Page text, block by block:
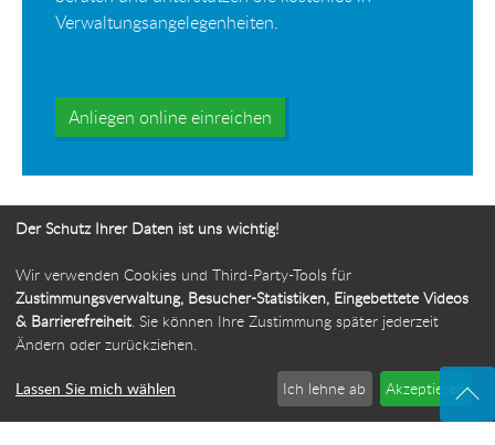
Verwaltungsangelegenheiten.
Anliegen online einreichen
Ihr Weg zur Bürgerbeauftragten
Der Schutz Ihrer Daten ist uns wichtig!
Wir verwenden Cookies und Third-Party-Tools für
Zustimmungsverwaltung, Besucher-Statistiken, Eingebettete Videos
& Barrierefreiheit. Sie können Ihre Zustimmung später jederzeit
Ändern oder zurückziehen.
Lassen Sie mich wählen Ich lehne ab Akzeptieren